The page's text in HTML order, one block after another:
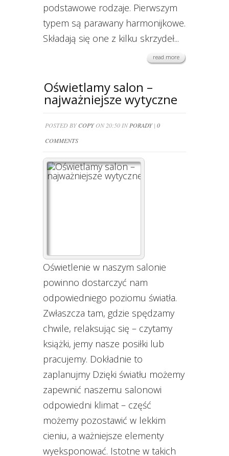
podstawowe rodzaje. Pierwszym
typem są parawany harmonijkowe.
Składają się one z kilku skrzydeł...
read more
Oświetlamy salon –
najważniejsze wytyczne
POSTED BY COPYON 20:50 INPORADY| 0
COMMENTS
Oświetlenie w naszym salonie
powinno dostarczyć nam
odpowiedniego poziomu światła.
Zwłaszcza tam, gdzie spędzamy
chwile, relaksując się – czytamy
książki, jemy nasze posiłki lub
pracujemy. Dokładnie to
zaplanujmy Dzięki światłu możemy
zapewnić naszemu salonowi
odpowiedni klimat – część
możemy pozostawić w lekkim
cieniu, a ważniejsze elementy
wyeksponować. Istotne w takich